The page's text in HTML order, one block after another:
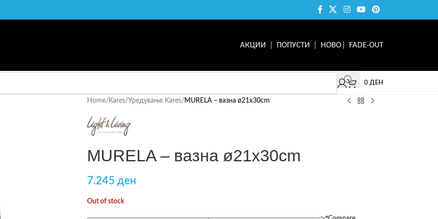
АКЦИИ ПОПУСТИ НОВО FADE-OUT
0 ДЕН
Home/ Kares/Уредување Kares/ MURELA – вазна ø21x30cm
MURELA – вазна ø21x30cm
7.245 ден
Out of stock